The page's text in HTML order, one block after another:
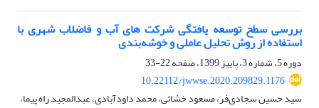
بررسی سطح توسعه ‏یافتگی شرکت های آب و فاضلاب شهری با
استفاده از روش تحلیل عاملی و خوشه‌بندی
دوره 5، شماره 3، پاییز 1399، صفحه
22-33
10.22112/jwwse.2020.209829.1176
سید حسین سجادی‌فر، مسعود خشائی، محمد داودآبادی، عبدالمجید راه پیما،